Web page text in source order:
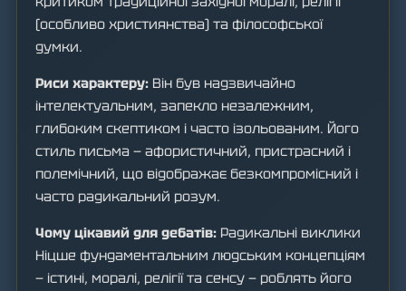
(особливо християнства) та філософської
думки.
Риси характеру: Він був надзвичайно
інтелектуальним, запекло незалежним,
глибоким скептиком і часто ізольованим. Його
стиль письма — афористичний, пристрасний і
полемічний, що відображає безкомпромісний і
часто радикальний розум.
Чому цікавий для дебатів: Радикальні виклики
Ніцше фундаментальним людським концепціям
— істині, моралі, релігії та сенсу — роблять його